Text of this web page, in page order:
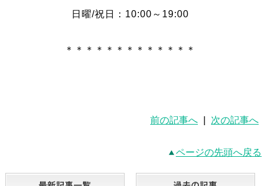
日曜/祝日：10:00～19:00
＊＊＊＊＊＊＊＊＊＊＊＊＊
前の記事へ 次の記事へ
ページの先頭へ戻る
最新記事一覧